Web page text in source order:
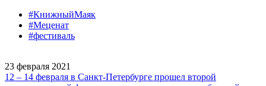
#КнижныйМаяк
#Меценат
#фестиваль
23 февраля 2021
12 – 14 февраля в Санкт-Петербурге прошел второй